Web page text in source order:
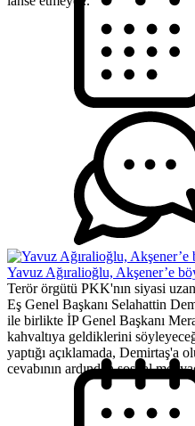
Yavuz Ağıralioğlu, Akşener’e
Terör örgütü PKK'nın siyasi
Eş Genel Başkanı Selahattin
ile birlikte İP Genel Başkanı
kahvaltıya geldiklerini
yaptığı açıklamada, Demirtaş'a
cevabının ardından sosyal